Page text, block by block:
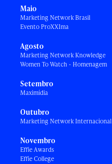
Maio
Marketing Network Brasil
Evento ProXXIma
Agosto
Marketing Network Knowledge
Women To Watch - Homenagem
Setembro
Maximídia
Outubro
Marketing Network Internacional
Novembro
Effie Awards
Effie College